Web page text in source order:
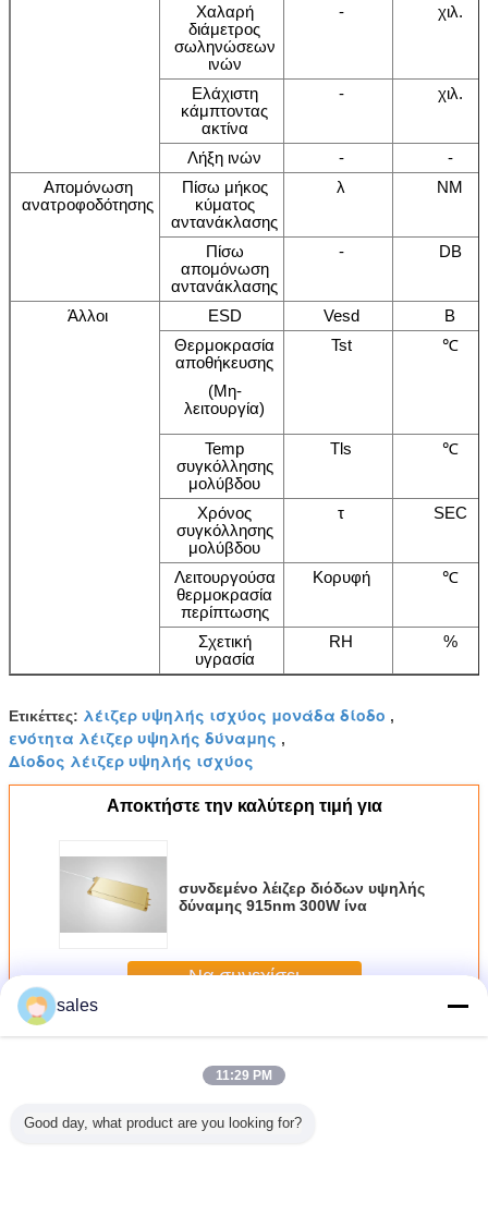
Χαλαρή
διάμετρος
σωληνώσεων
ινών
- χιλ.
Ελάχιστη
κάμπτοντας
ακτίνα
- χιλ.
Λήξη ινών -
-
Απομόνωση
ανατροφοδότησης
Πίσω μήκος
κύματος
αντανάκλασης
λ NM
Πίσω
απομόνωση
αντανάκλασης
- DB
Άλλοι ESD Vesd
Β
Θερμοκρασία
αποθήκευσης
(Μη-
λειτουργία)
Tst ℃
Temp
συγκόλλησης
μολύβδου
Tls ℃
Χρόνος
συγκόλλησης
μολύβδου
τ SEC
Λειτουργούσα
θερμοκρασία
περίπτωσης
Κορυφή ℃
Σχετική
υγρασία
RH %
Ετικέττες: λέιζερ υψηλής ισχύος μονάδα δίοδο ,
ενότητα λέιζερ υψηλής δύναμης ,
Δίοδος λέιζερ υψηλής ισχύος
Αποκτήστε την καλύτερη τιμή για
συνδεμένο λέιζερ διόδων υψηλής
δύναμης 915nm 300W ίνα
Να συνεχίσει
ΠερισσότεροιΣυνδεμένο ίνα λέιζερ διόδων
sales
11:29 PM
Good day, what product are you looking for?